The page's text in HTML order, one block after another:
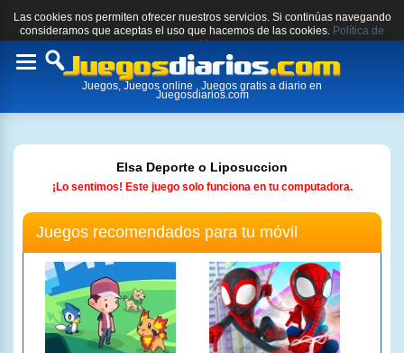
Las cookies nos permiten ofrecer nuestros servicios. Si continúas navegando
consideramos que aceptas el uso que hacemos de las cookies. Política de
cookies.
Toggle
Juegos, Juegos online , Juegos gratis a diario en
Juegosdiarios.com
Elsa Deporte o Liposuccion
¡Lo sentimos! Este juego solo funciona en tu computadora.
Juegos recomendados para tu móvil